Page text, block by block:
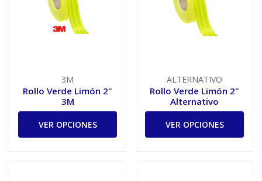
3M
Rollo Verde Limón 2"
3M
VER OPCIONES
ALTERNATIVO
Rollo Verde Limón 2"
Alternativo
VER OPCIONES